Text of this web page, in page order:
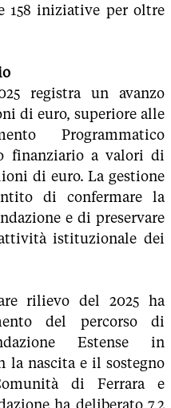
158 iniziative per oltre
registra un avanzo
di euro, superiore alle
Programmatico
finanziario a valori di
di euro. La gestione
di confermare la
e di preservare
istituzionale dei
rilievo del 2025 ha
del percorso di
Estense in
la nascita e il sostegno
di Ferrara e
ha deliberato 7,2